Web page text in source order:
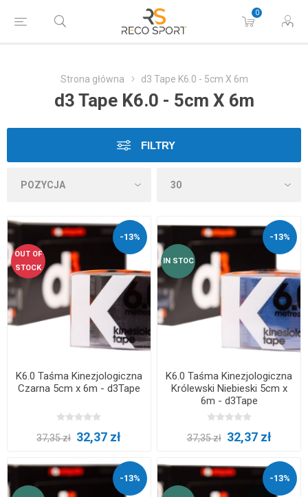
0
Strona główna d3 Tape K6.0 - 5cm X 6m
d3 Tape K6.0 - 5cm X 6m
FILTRY
-13%
OUT OF
STOCK
K6.0 Taśma Kinezjologiczna
Czarna 5cm x 6m - d3Tape
37,35 zł 32,37 zł
-13%
IN STOC
K6.0 Taśma Kinezjologiczna
Królewski Niebieski 5cm x
6m - d3Tape
37,35 zł 32,37 zł
-13% -13%